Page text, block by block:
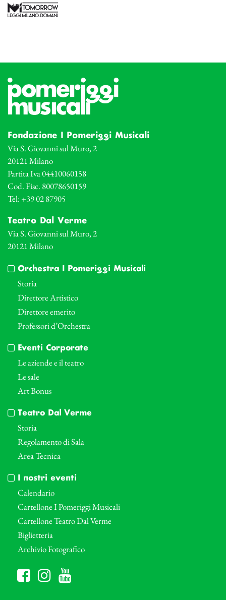
Fondazione I Pomeriggi Musicali
Via S. Giovanni sul Muro, 2
20121 Milano
Partita Iva 04410060158
Cod. Fisc. 80078650159
Tel: +39 02 87905
Teatro Dal Verme
Via S. Giovanni sul Muro, 2
20121 Milano
Orchestra I Pomeriggi Musicali
Storia
Direttore Artistico
Direttore emerito
Professori d’Orchestra
Eventi Corporate
Le aziende e il teatro
Le sale
Art Bonus
Teatro Dal Verme
Storia
Regolamento di Sala
Area Tecnica
I nostri eventi
Calendario
Cartellone I Pomeriggi Musicali
Cartellone Teatro Dal Verme
Biglietteria
Archivio Fotografico